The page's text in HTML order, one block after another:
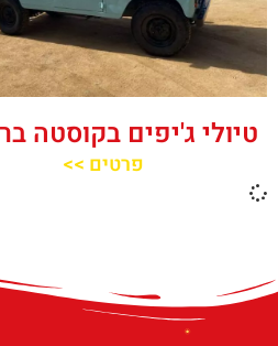
טיולי ג'יפים בקוסטה
פרטים >>